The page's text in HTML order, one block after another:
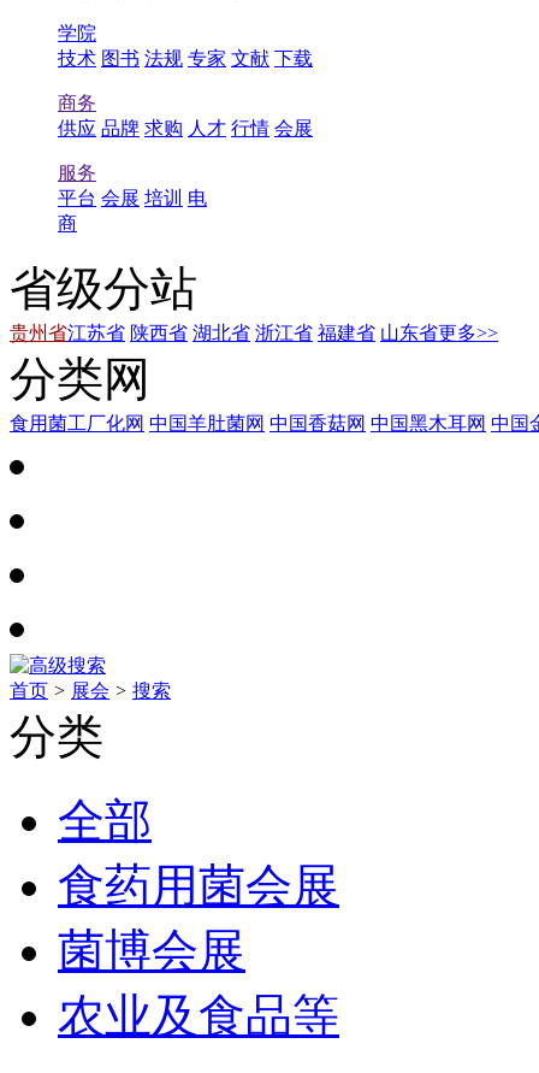
学院
技术 图书 法规 专家 文献 下载
商务
供应 品牌 求购 人才 行情 会展
服务
平台 会展 培训 电
商
省级分站
贵州省江苏省 陕西省 湖北省 浙江省 福建省 山东省更多>>
分类网
食用菌工厂化网 中国羊肚菌网 中国香菇网 中国黑木耳网 中国
首页 > 展会 > 搜索
分类
全部
食药用菌会展
菌博会展
农业及食品等